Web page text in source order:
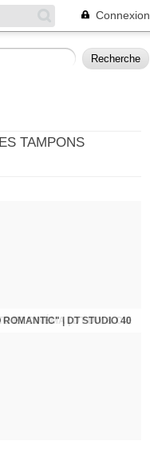
Connexion
TAMPONS
| DT STUDIO 40
ET CINÉMA | DT DIY & CIE